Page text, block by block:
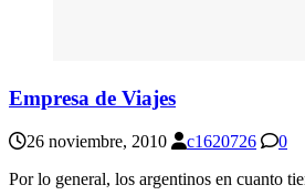
Empresa de Viajes
26 noviembre, 2010 c1620726
0
Por lo general, los argentinos en cuanto